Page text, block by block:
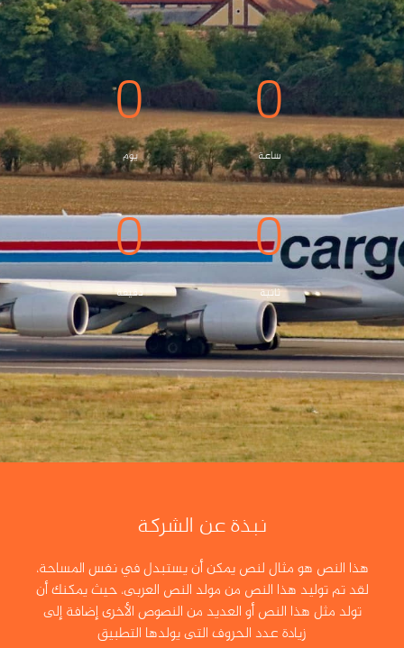
0
يوم
0
ساعة
0
دقيقة
0
ثانية
نبذة عن الشركة
هذا النص هو مثال لنص يمكن أن يستبدل في نفس المساحة،
لقد تم توليد هذا النص من مولد النص العربى، حيث يمكنك أن
تولد مثل هذا النص أو العديد من النصوص الأخرى إضافة إلى
زيادة عدد الحروف التى يولدها التطبيق